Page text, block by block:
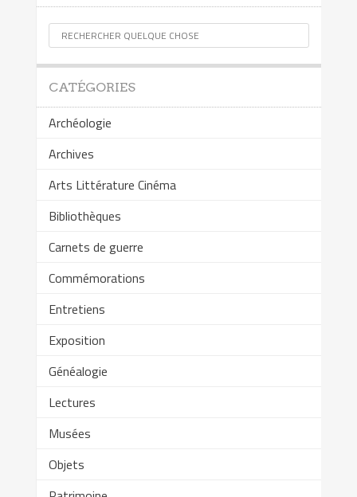
CATÉGORIES
Archéologie
Archives
Arts Littérature Cinéma
Bibliothèques
Carnets de guerre
Commémorations
Entretiens
Exposition
Généalogie
Lectures
Musées
Objets